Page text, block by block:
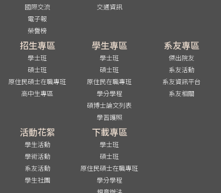
國際交流
電子報
榮譽榜
交通資訊
招生專區
學士班
碩士班
原住民碩士在職專班
高中生專區
學生專區
學士班
碩士班
原住民在職專班
學分學程
碩博士論文列表
學習護照
系友專區
傑出院友
系友活動
系友資訊平台
系友相關
活動花絮
學生活動
學術活動
系友活動
學生社團
下載專區
學士班
碩士班
原住民碩士在職專班
學分學程